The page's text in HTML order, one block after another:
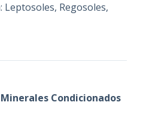
Regosoles,
Condicionados